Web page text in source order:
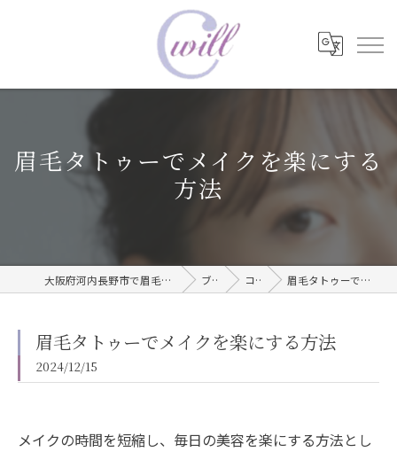
眉毛タトゥーでメイクを楽にする
方法
大阪府河内長野市で眉毛タトゥーならwill care サロン ブログ コラム 眉毛タトゥーでメイクを楽にする方法
眉毛タトゥーでメイクを楽にする方法
2024/12/15
メイクの時間を短縮し、毎日の美容を楽にする方法とし